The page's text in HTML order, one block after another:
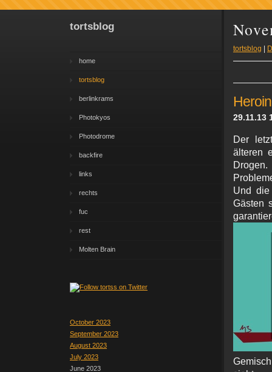
tortsblog
home
tortsblog
berlinkrams
Photokyos
Photodrome
backfire
links
rechts
fuc
rest
Molten Brain
October 2023
September 2023
August 2023
July 2023
June 2023
tortsblog
29.11.13
Der
älteren
Und
Gästen